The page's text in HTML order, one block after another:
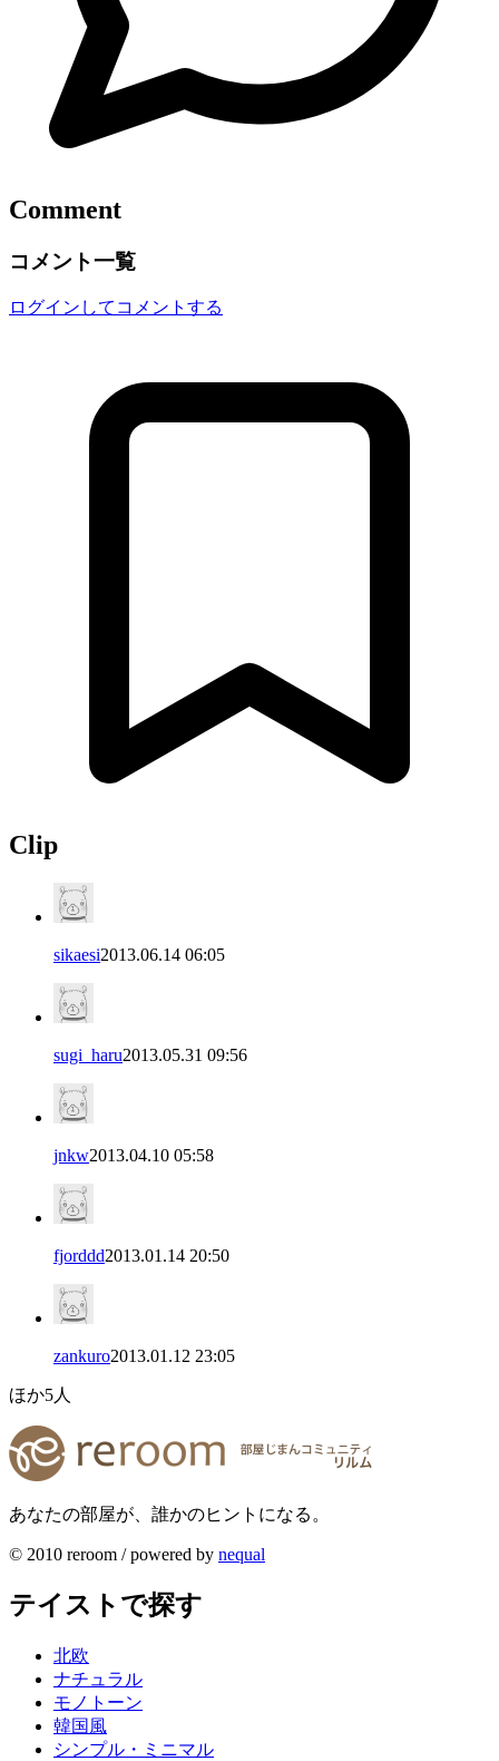
Comment
コメント一覧
ログインしてコメントする
Clip
sikaesi2013.06.14 06:05
sugi_haru2013.05.31 09:56
jnkw2013.04.10 05:58
fjorddd2013.01.14 20:50
zankuro2013.01.12 23:05
ほか5人
あなたの部屋が、誰かのヒントになる。
© 2010 reroom / powered by nequal
テイストで探す
北欧
ナチュラル
モノトーン
韓国風
シンプル・ミニマル